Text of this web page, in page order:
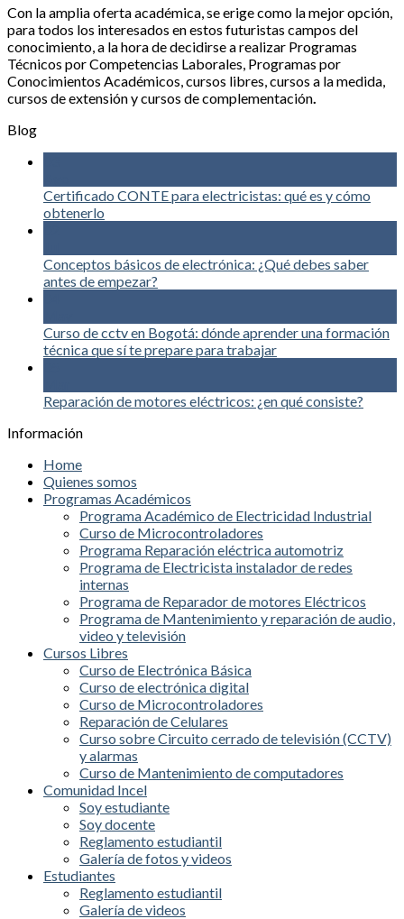
Con la amplia oferta académica, se erige como la mejor opción,
para todos los interesados en estos futuristas campos del
conocimiento, a la hora de decidirse a realizar Programas
Técnicos por Competencias Laborales, Programas por
Conocimientos Académicos, cursos libres, cursos a la medida,
cursos de extensión y cursos de complementación.
Blog
Certificado CONTE para electricistas: qué es y cómo
obtenerlo
Conceptos básicos de electrónica: ¿Qué debes saber
antes de empezar?
Curso de cctv en Bogotá: dónde aprender una formación
técnica que sí te prepare para trabajar
Reparación de motores eléctricos: ¿en qué consiste?
Información
Home
Quienes somos
Programas Académicos
Programa Académico de Electricidad Industrial
Curso de Microcontroladores
Programa Reparación eléctrica automotriz
Programa de Electricista instalador de redes
internas
Programa de Reparador de motores Eléctricos
Programa de Mantenimiento y reparación de audio,
video y televisión
Cursos Libres
Curso de Electrónica Básica
Curso de electrónica digital
Curso de Microcontroladores
Reparación de Celulares
Curso sobre Circuito cerrado de televisión (CCTV)
y alarmas
Curso de Mantenimiento de computadores
Comunidad Incel
Soy estudiante
Soy docente
Reglamento estudiantil
Galería de fotos y videos
Estudiantes
Reglamento estudiantil
Galería de videos